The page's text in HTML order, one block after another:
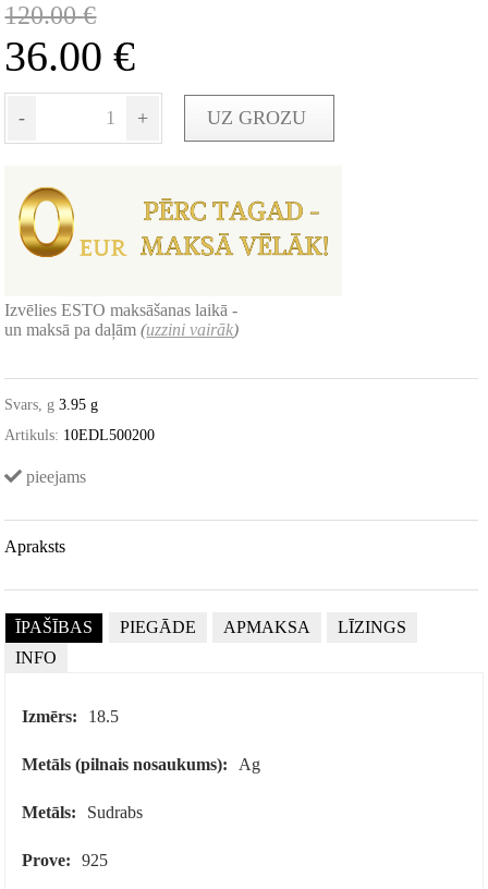
120.00€
36.00€
- + UZ GROZU
Izvēlies ESTO maksāšanas laikā -
un maksā pa daļām(uzzini vairāk)
Svars, g 3.95 g
Artikuls: 10EDL500200
pieejams
Apraksts
ĪPAŠĪBAS PIEGĀDE APMAKSA
LĪZINGS
INFO
Izmērs: 18.5
Metāls (pilnais nosaukums): Ag
Metāls: Sudrabs
Prove: 925